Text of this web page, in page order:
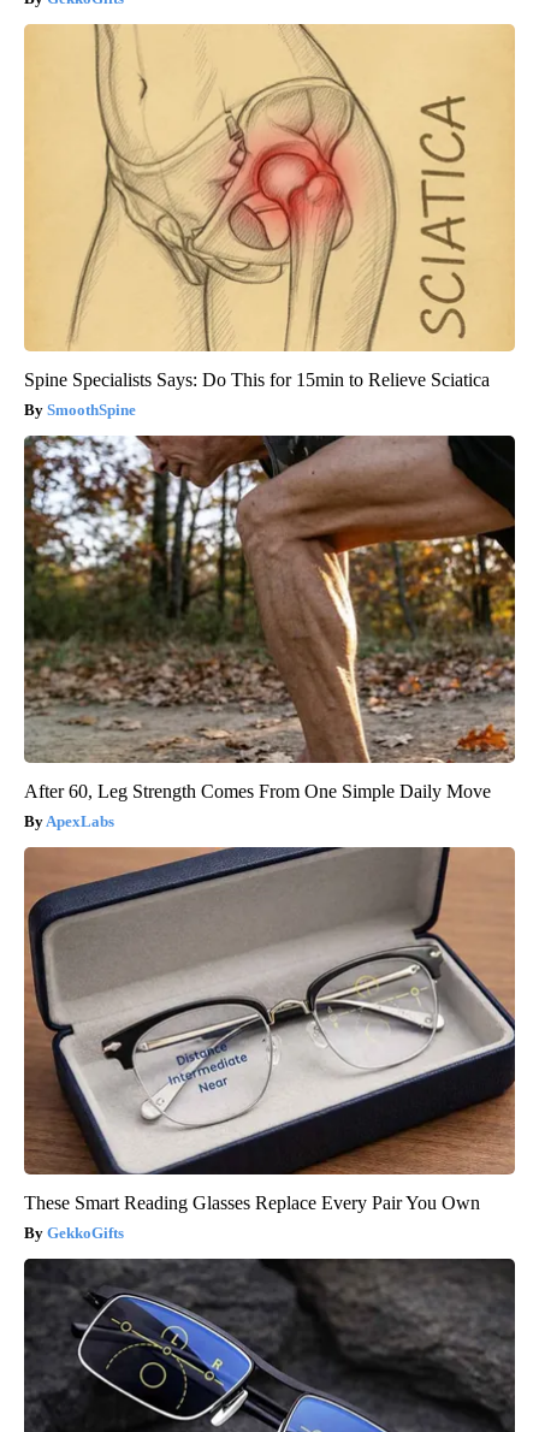
Spine Specialists Says: Do This for 15min to Relieve Sciatica
SmoothSpine
After 60, Leg Strength Comes From One Simple Daily Move
ApexLabs
These Smart Reading Glasses Replace Every Pair You Own
GekkoGifts